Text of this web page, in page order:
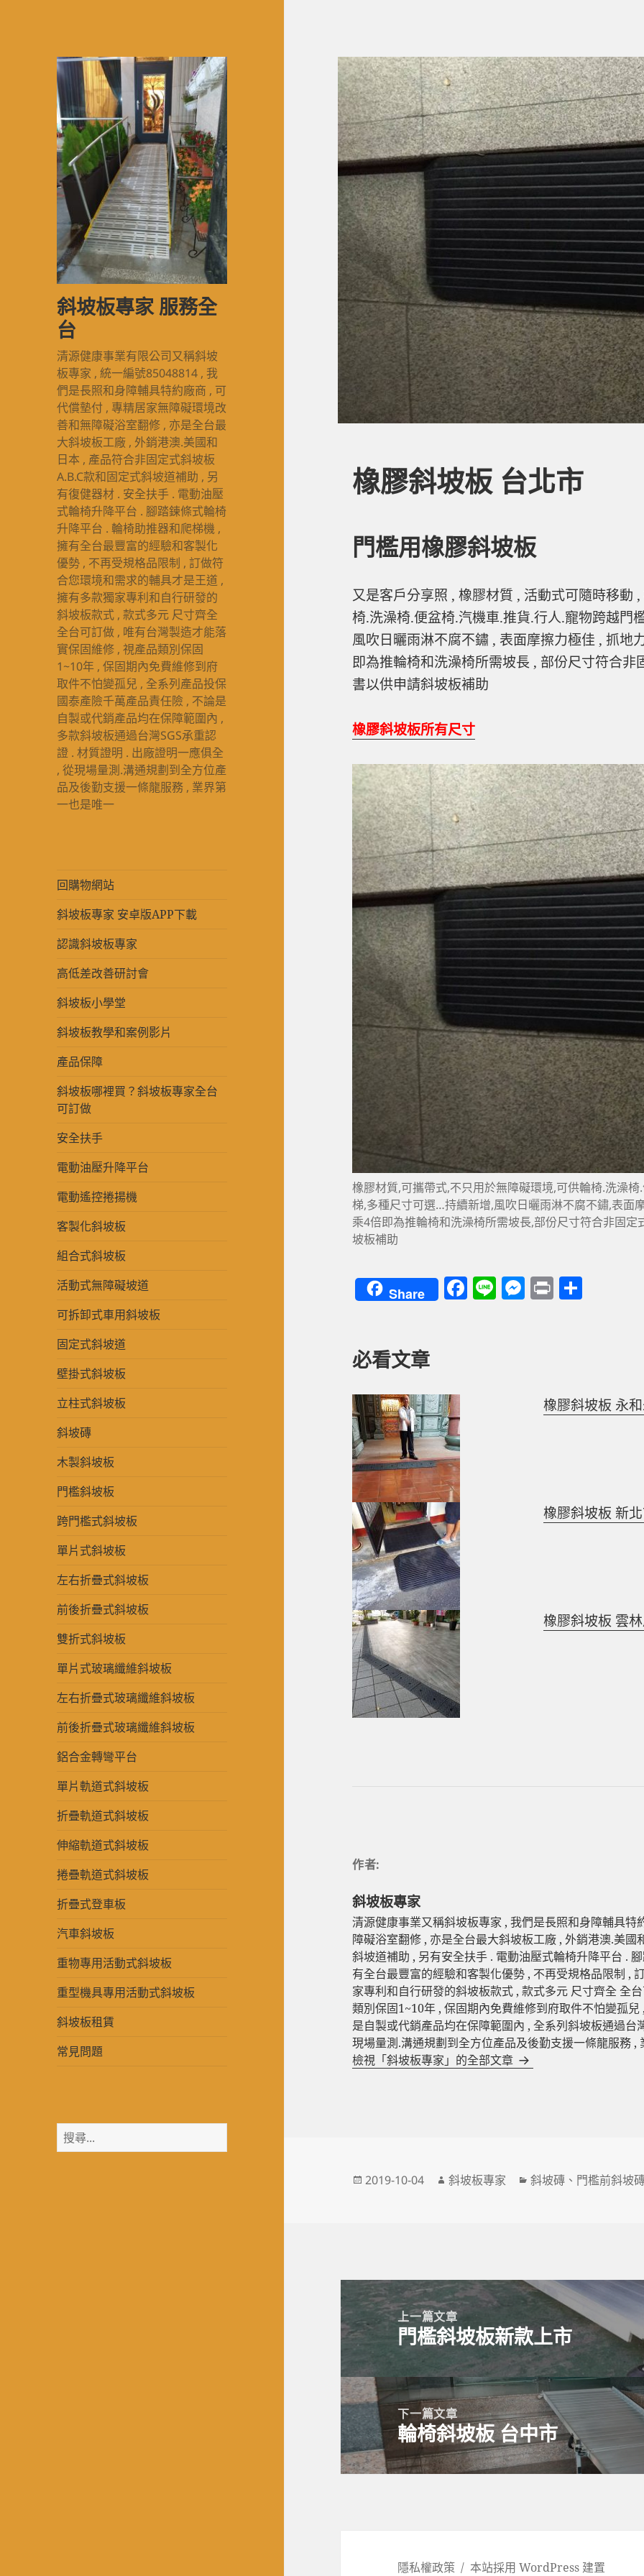
斜坡板專家 服務全
台
清源健康事業有限公司又稱斜坡
板專家 , 統一編號85048814 , 我
們是長照和身障輔具特約廠商 , 可
代償墊付 , 專精居家無障礙環境改
善和無障礙浴室翻修 , 亦是全台最
大斜坡板工廠 , 外銷港澳.美國和
日本 , 產品符合非固定式斜坡板
A.B.C款和固定式斜坡道補助 , 另
有復健器材 . 安全扶手 . 電動油壓
式輪椅升降平台 . 腳踏鍊條式輪椅
升降平台 . 輪椅助推器和爬梯機 ,
擁有全台最豐富的經驗和客製化
優勢 , 不再受規格品限制 , 訂做符
合您環境和需求的輔具才是王道 ,
擁有多款獨家專利和自行研發的
斜坡板款式 , 款式多元 尺寸齊全
全台可訂做 , 唯有台灣製造才能落
實保固維修 , 視產品類別保固
1~10年 , 保固期內免費維修到府
取件不怕變孤兒 , 全系列產品投保
國泰產險千萬產品責任險 , 不論是
自製或代銷產品均在保障範圍內 ,
多款斜坡板通過台灣SGS承重認
證 . 材質證明 . 出廠證明一應俱全
, 從現場量測.溝通規劃到全方位產
品及後勤支援一條龍服務 , 業界第
一也是唯一
回購物網站
斜坡板專家 安卓版APP下載
認識斜坡板專家
高低差改善研討會
斜坡板小學堂
斜坡板教學和案例影片
產品保障
斜坡板哪裡買？斜坡板專家全台
可訂做
安全扶手
電動油壓升降平台
電動遙控捲揚機
客製化斜坡板
組合式斜坡板
活動式無障礙坡道
可拆卸式車用斜坡板
固定式斜坡道
壁掛式斜坡板
立柱式斜坡板
斜坡磚
木製斜坡板
門檻斜坡板
跨門檻式斜坡板
單片式斜坡板
左右折疊式斜坡板
前後折疊式斜坡板
雙折式斜坡板
單片式玻璃纖維斜坡板
左右折疊式玻璃纖維斜坡板
前後折疊式玻璃纖維斜坡板
鋁合金轉彎平台
單片軌道式斜坡板
折疊軌道式斜坡板
伸縮軌道式斜坡板
捲疊軌道式斜坡板
折疊式登車板
汽車斜坡板
重物專用活動式斜坡板
重型機具專用活動式斜坡板
斜坡板租賃
常見問題
搜
尋
橡膠斜坡板 台北市
門檻用橡膠斜坡板
又是客戶分享照 , 橡膠材質 , 活動式可隨時移動
椅.洗澡椅.便盆椅.汽機車.推貨.行人.寵物跨越
風吹日曬雨淋不腐不鏽 , 表面摩擦力極佳 , 抓地
即為推輪椅和洗澡椅所需坡長 , 部份尺寸符合
書以供申請斜坡板補助
橡膠斜坡板所有尺寸
橡膠材質,可攜帶式,不只用於無障礙環境,可供輪椅.洗澡
梯,多種尺寸可選…持續新增,風吹日曬雨淋不腐不鏽,表面
乘4倍即為推輪椅和洗澡椅所需坡長,部份尺寸符合非固
坡板補助
Share F Li M
er
P
必看文章
橡膠斜坡板 永
橡膠斜坡板 新
橡膠斜坡板 雲
作者:
斜坡板專家
清源健康事業又稱斜坡板專家 , 我們是長照和身障輔具
障礙浴室翻修 , 亦是全台最大斜坡板工廠 , 外銷港澳.美
斜坡道補助 , 另有安全扶手 . 電動油壓式輪椅升降平台 .
有全台最豐富的經驗和客製化優勢 , 不再受規格品限制 ,
家專利和自行研發的斜坡板款式 , 款式多元 尺寸齊全 全
類別保固1~10年 , 保固期內免費維修到府取件不怕變孤
是自製或代銷產品均在保障範圍內 , 全系列斜坡板通過台
現場量測.溝通規劃到全方位產品及後勤支援一條龍服務 ,
檢視「斜坡板專家」的全部文章
發
2019-10-04
作
斜坡板專家
分
斜坡磚 、 門檻前斜坡
章
導
上一篇文章
上
篇
文
章:
門檻斜坡板新款上市
下一篇文章
下
一
篇
輪椅斜坡板 台中市
隱私權政策 本站採用 WordPress 建置